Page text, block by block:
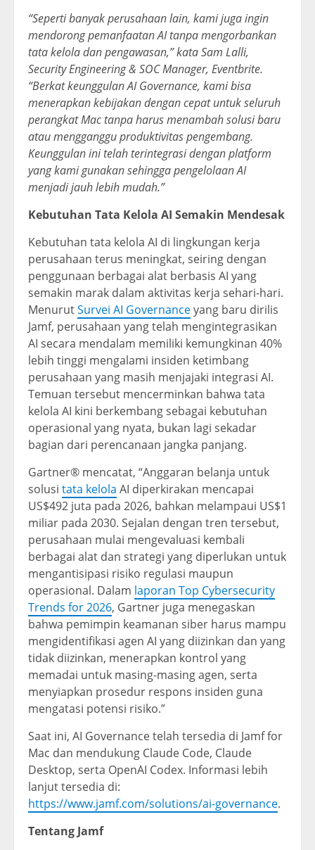
“Seperti banyak perusahaan lain, kami juga ingin
mendorong pemanfaatan AI tanpa mengorbankan
tata kelola dan pengawasan,” kata Sam Lalli,
Security Engineering & SOC Manager, Eventbrite.
“Berkat keunggulan AI Governance, kami bisa
menerapkan kebijakan dengan cepat untuk seluruh
perangkat Mac tanpa harus menambah solusi baru
atau mengganggu produktivitas pengembang.
Keunggulan ini telah terintegrasi dengan platform
yang kami gunakan sehingga pengelolaan AI
menjadi jauh lebih mudah.”
Kebutuhan Tata Kelola AI Semakin Mendesak
Kebutuhan tata kelola AI di lingkungan kerja
perusahaan terus meningkat, seiring dengan
penggunaan berbagai alat berbasis AI yang
semakin marak dalam aktivitas kerja sehari-hari.
MenurutSurvei AI Governanceyang baru dirilis
Jamf, perusahaan yang telah mengintegrasikan
AI secara mendalam memiliki kemungkinan 40%
lebih tinggi mengalami insiden ketimbang
perusahaan yang masih menjajaki integrasi AI.
Temuan tersebut mencerminkan bahwa tata
kelola AI kini berkembang sebagai kebutuhan
operasional yang nyata, bukan lagi sekadar
bagian dari perencanaan jangka panjang.
Gartner® mencatat, “Anggaran belanja untuk
solusi tata kelola AI diperkirakan mencapai
US$492 juta pada 2026, bahkan melampaui US$1
miliar pada 2030. Sejalan dengan tren tersebut,
perusahaan mulai mengevaluasi kembali
berbagai alat dan strategi yang diperlukan untuk
mengantisipasi risiko regulasi maupun
operasional. Dalam laporan Top Cybersecurity
Trends for 2026, Gartner juga menegaskan
bahwa pemimpin keamanan siber harus mampu
mengidentifikasi agen AI yang diizinkan dan yang
tidak diizinkan, menerapkan kontrol yang
memadai untuk masing-masing agen, serta
menyiapkan prosedur respons insiden guna
mengatasi potensi risiko.”
Saat ini, AI Governance telah tersedia di Jamf for
Mac dan mendukung Claude Code, Claude
Desktop, serta OpenAI Codex. Informasi lebih
lanjut tersedia di:
https://www.jamf.com/solutions/ai-governance.
Tentang Jamf